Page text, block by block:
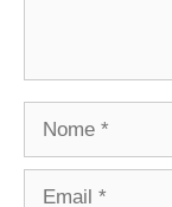
Nome
Email